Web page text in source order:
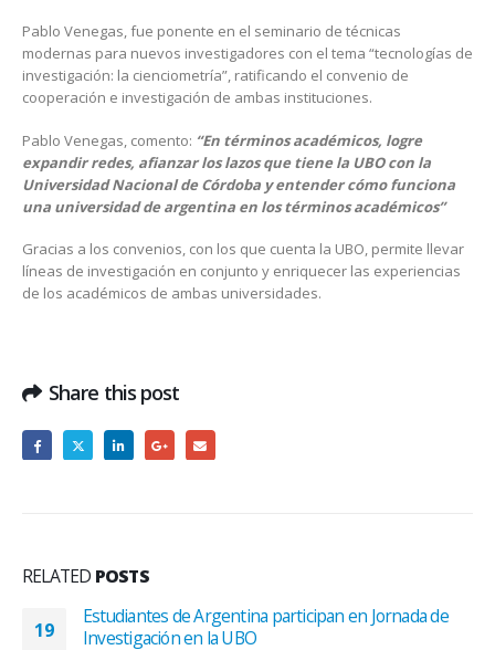
Pablo Venegas, fue ponente en el seminario de técnicas
modernas para nuevos investigadores con el tema “tecnologías de
investigación: la cienciometría”, ratificando el convenio de
cooperación e investigación de ambas instituciones.
Pablo Venegas, comento: “En términos académicos, logre
expandir redes, afianzar los lazos que tiene la UBO con la
Universidad Nacional de Córdoba y entender cómo funciona
una universidad de argentina en los términos académicos”
Gracias a los convenios, con los que cuenta la UBO, permite llevar
líneas de investigación en conjunto y enriquecer las experiencias
de los académicos de ambas universidades.
Share this post
RELATED POSTS
19
Estudiantes de Argentina participan en Jornada de
Investigación en la UBO